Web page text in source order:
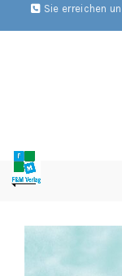
Sie erreichen